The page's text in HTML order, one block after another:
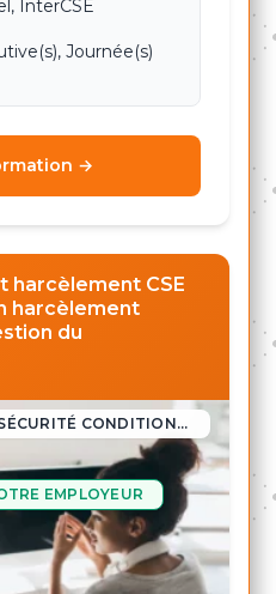
InterCSE
Journée(s)
→
harcèlement CSE
harcèlement
du
FORMATIONS SANTÉ SÉCURITÉ CONDITIONS DE TRAVAIL (SSCT)
EMPLOYEUR